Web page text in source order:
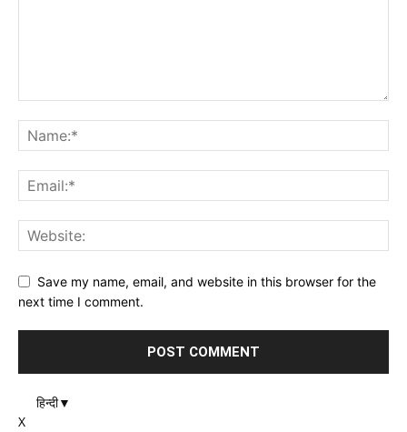
Save my name, email, and website in this browser for the
next time I comment.
हिन्दी▼
X